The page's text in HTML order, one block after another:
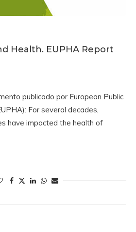
Health. EUPHA Report
publicado por European Public
For several decades,
have impacted the health of